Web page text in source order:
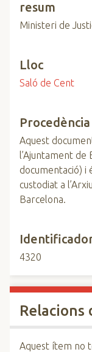
resum
Ministeri de
Lloc
Saló de Cent
Procedència
Aquest
l’Ajuntament
documentació) i
custodiat a
Barcelona.
4320
Relacions
Aquest ítem no